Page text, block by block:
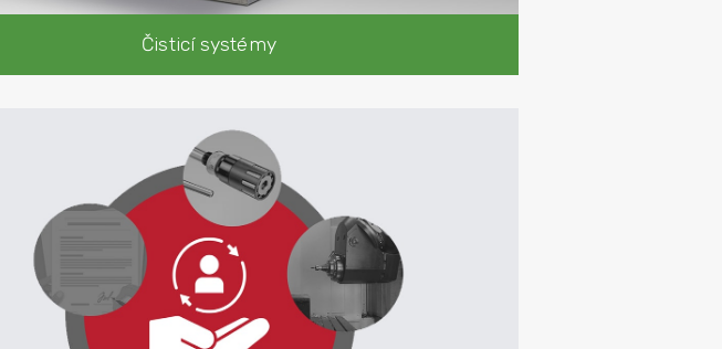
Čisticí systémy
Servis a technologická podpora
Aplikační a technologická podpora
Dodávka náhradních dílů